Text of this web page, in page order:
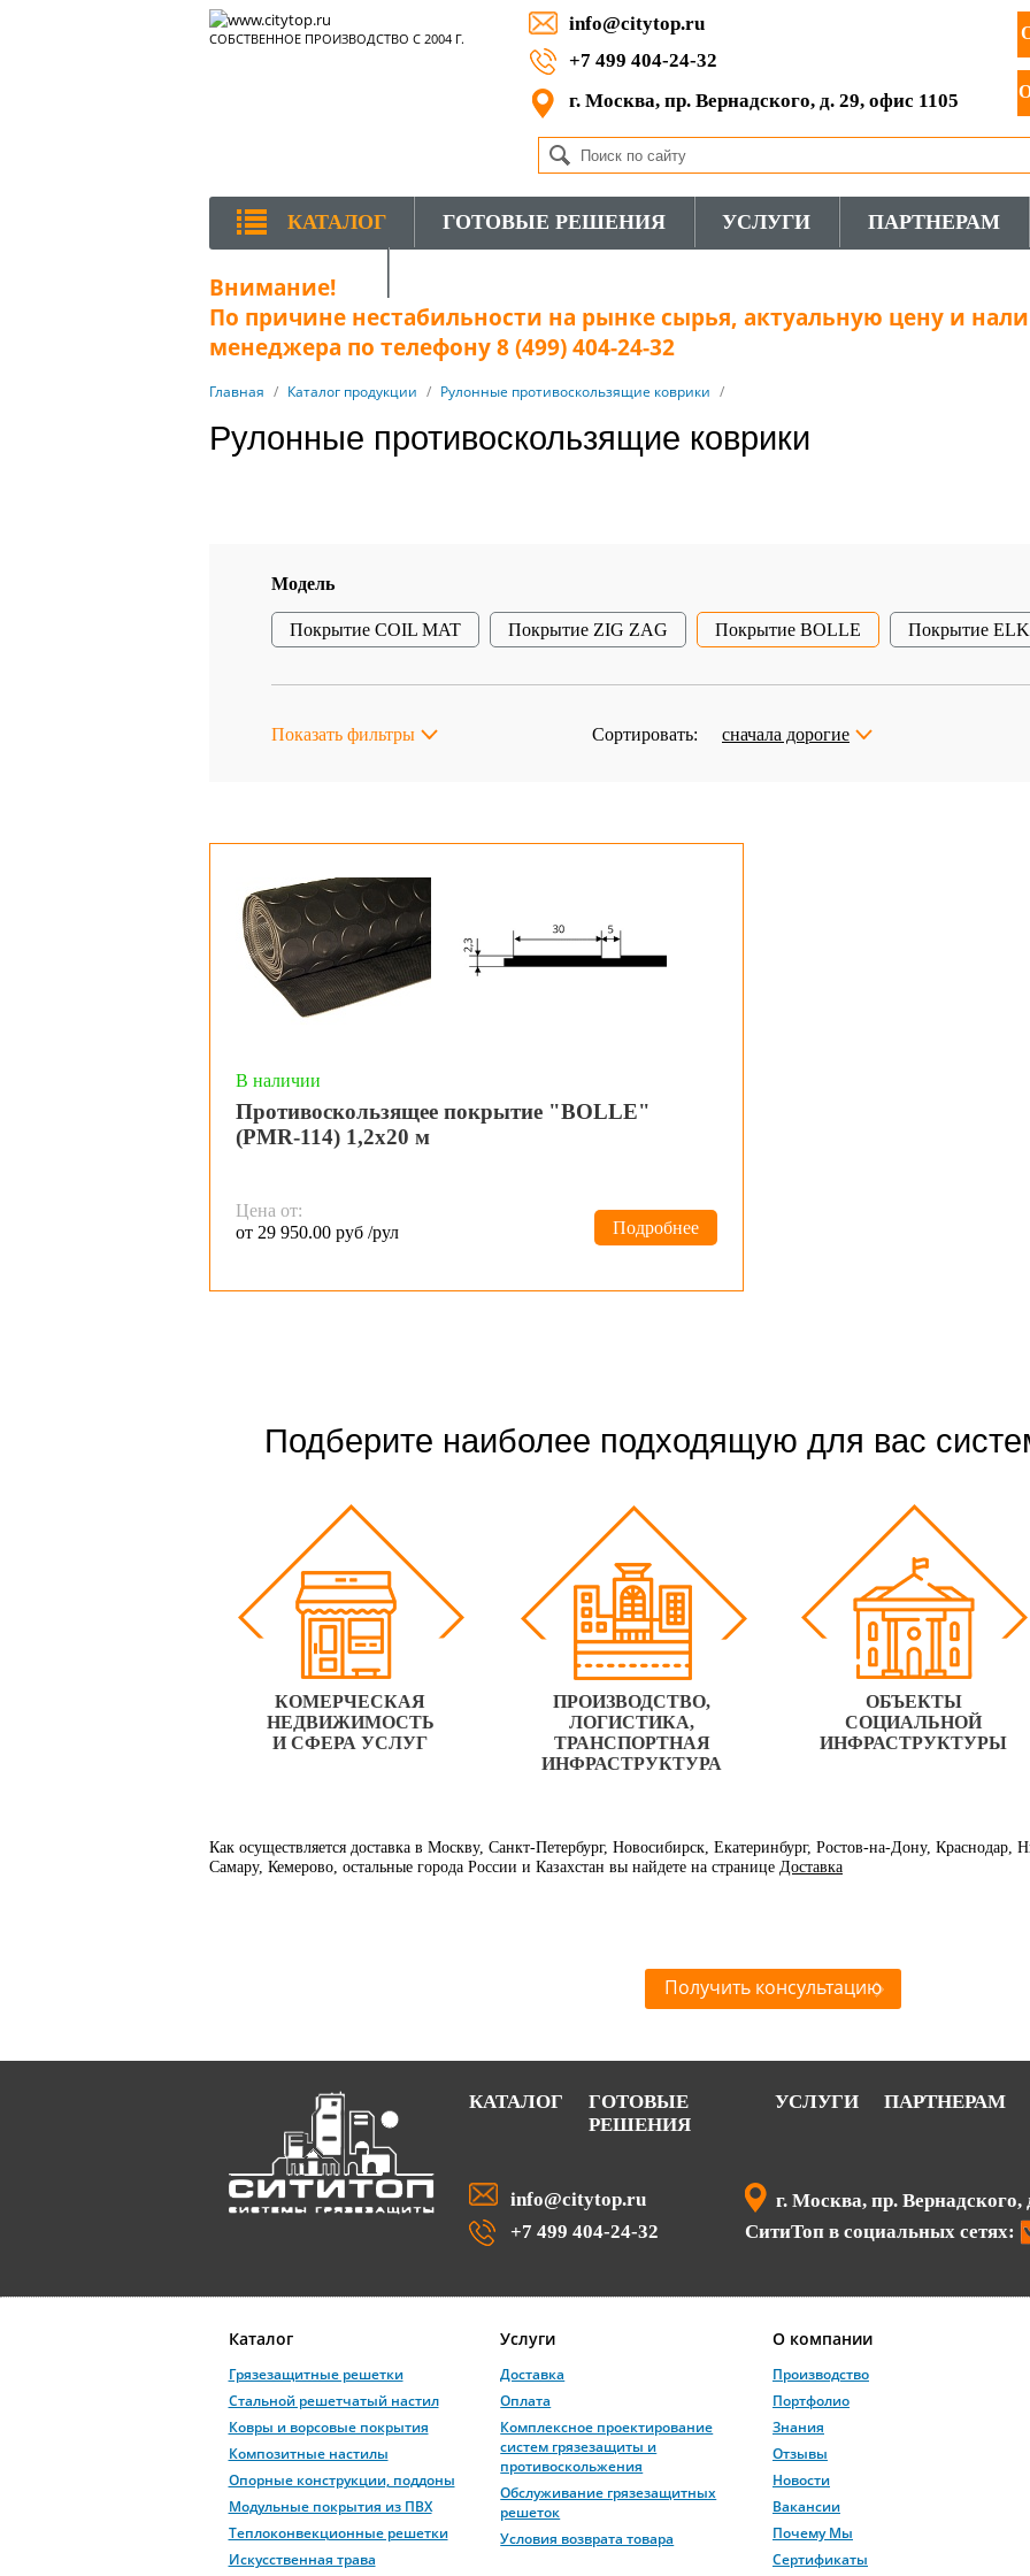
СОБСТВЕННОЕ ПРОИЗВОДСТВО С 2004 Г.
info@citytop.ru
+7 499 404-24-32
г. Москва, пр. Вернадского, д. 29, офис 1105
КАТАЛОГ ГОТОВЫЕ РЕШЕНИЯ УСЛУГИ ПАРТНЕРАМ
Внимание!
По причине нестабильности на рынке сырья, актуальную цену и
менеджера по телефону 8 (499) 404-24-32
Главная / Каталог продукции / Рулонные противоскользящие коврики /
Рулонные противоскользящие коврики
Модель
Покрытие COIL MAT Покрытие ZIG ZAG Покрытие BOLLE Покрытие
Показать фильтры Сортировать: сначала дорогие
В наличии
Противоскользящее покрытие "BOLLE"
(PMR-114) 1,2х20 м
Цена от:
от 29 950.00 руб /рул
Подробнее
Подберите наиболее подходящую для вас
КОМЕРЧЕСКАЯ
НЕДВИЖИМОСТЬ
И СФЕРА УСЛУГ
ПРОИЗВОДСТВО,
ЛОГИСТИКА,
ТРАНСПОРТНАЯ
ИНФРАСТРУКТУРА
ОБЪЕКТЫ
СОЦИАЛЬНОЙ
ИНФРАСТРУКТУРЫ
Как осуществляется доставка в Москву, Санкт-Петербург, Новосибирск, Екатеринбург, Ростов-на-Дону,
Самару, Кемерово, остальные города России и Казахстан вы найдете на странице Доставка
Получить консультацию
КАТАЛОГ
ГОТОВЫЕ
РЕШЕНИЯ
УСЛУГИ ПАРТНЕРАМ
info@citytop.ru
+7 499 404-24-32
г. Москва, пр. Вернадского,
СитиТоп в социальных сетях:
Каталог
Грязезащитные решетки
Стальной решетчатый настил
Ковры и ворсовые покрытия
Композитные настилы
Опорные конструкции, поддоны
Модульные покрытия из ПВХ
Теплоконвекционные решетки
Искусственная трава
Услуги
Доставка
Оплата
Комплексное проектирование
систем грязезащиты и
противоскольжения
Обслуживание грязезащитных
решеток
Условия возврата товара
О компании
Производство
Портфолио
Знания
Отзывы
Новости
Вакансии
Почему Мы
Сертификаты